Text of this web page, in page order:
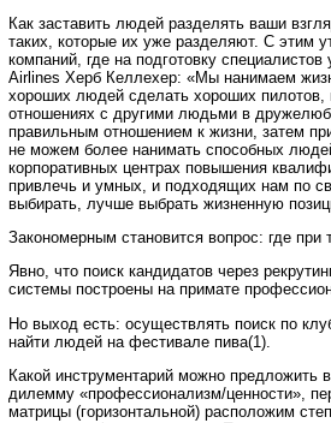
Как заставить людей разделять ваши
таких, которые их уже разделяют. С этим
компаний, где на подготовку
Airlines Херб Келлехер: «Мы нанимаем
хороших людей сделать хороших пилотов,
отношениях с другими людьми в
правильным отношением к жизни, затем
не можем более нанимать способных
корпоративных центрах повышения
привлечь и умных, и подходящих нам по
выбирать, лучше выбрать жизненную
Закономерным становится вопрос: где при
Явно, что поиск кандидатов через
системы построены на примате
Но выход есть: осуществлять поиск по
найти людей на фестивале пива(1).
Какой инструментарий можно предложить
дилемму «профессионализм/ценности»,
матрицы (горизонтальной) расположим